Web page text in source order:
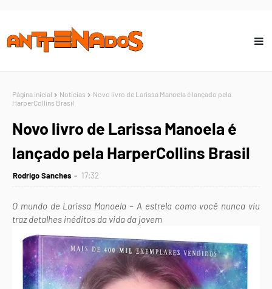
Página inicial Notícias
Novo livro de Larissa Manoela é lançado pela
HarperCollins Brasil
Novo livro de Larissa Manoela é
lançado pela HarperCollins Brasil
Rodrigo Sanches 17:32
O mundo de Larissa Manoela – A estrela como você nunca viu
traz detalhes inéditos da vida da jovem